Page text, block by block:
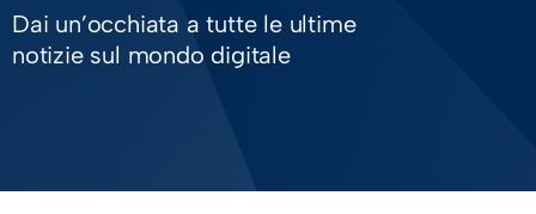
Dai un’occhiata a tutte le ultime
notizie sul mondo digitale